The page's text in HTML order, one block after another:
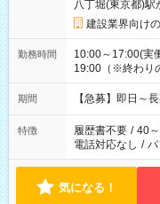
八丁堀(東京都)駅
建設業界向け
勤務時間
10:00～17:00(
19:00（※終わり
期間 【急募】即日～
特徴 履歴書不要 / 40
電話対応なし /
気になる！